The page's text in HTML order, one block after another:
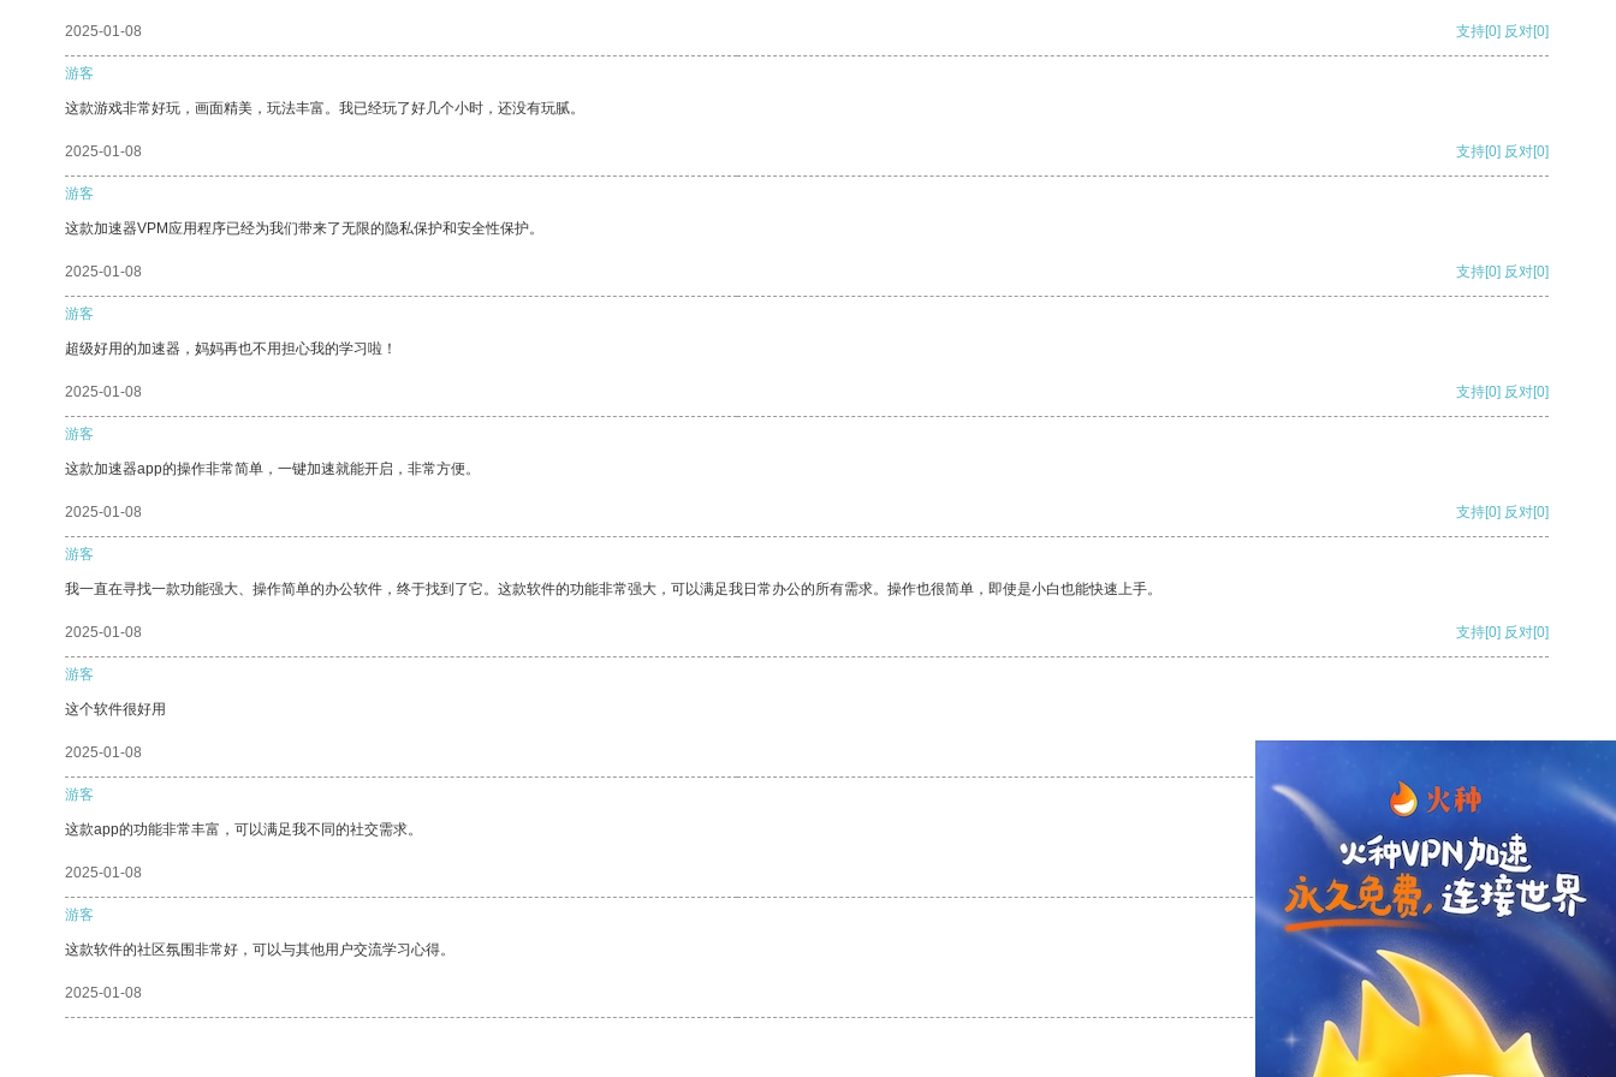
2025-01-08 支持[0] 反对[0]
游客
这款游戏非常好玩，画面精美，玩法丰富。我已经玩了好几个小时，还没有玩腻。
2025-01-08 支持[0] 反对[0]
游客
这款加速器VPM应用程序已经为我们带来了无限的隐私保护和安全性保护。
2025-01-08 支持[0] 反对[0]
游客
超级好用的加速器，妈妈再也不用担心我的学习啦！
2025-01-08 支持[0] 反对[0]
游客
这款加速器app的操作非常简单，一键加速就能开启，非常方便。
2025-01-08 支持[0] 反对[0]
游客
我一直在寻找一款功能强大、操作简单的办公软件，终于找到了它。这款软件的功能非常强大，可以满足我日常办公的所有需求。操作也很简单，即使是小白也能快速上手。
2025-01-08 支持[0] 反对[0]
游客
这个软件很好用
2025-01-08
游客
这款app的功能非常丰富，可以满足我不同的社交需求。
2025-01-08 支持 [0] 反对 [0]
游客
这款软件的社区氛围非常好，可以与其他用户交流学习心得。
2025-01-08 支持